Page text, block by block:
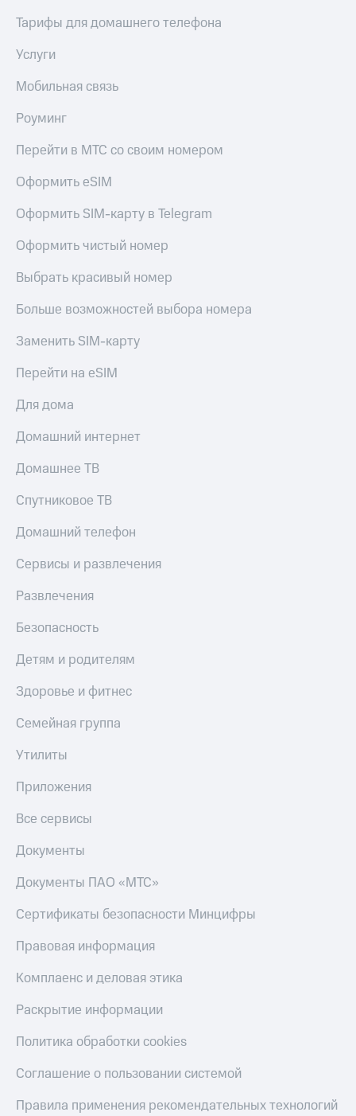
Тарифы для домашнего телефона
Услуги
Мобильная связь
Роуминг
Перейти в МТС со своим номером
Оформить eSIM
Оформить SIM-карту в Telegram
Оформить чистый номер
Выбрать красивый номер
Больше возможностей выбора номера
Заменить SIM-карту
Перейти на eSIM
Для дома
Домашний интернет
Домашнее ТВ
Спутниковое ТВ
Домашний телефон
Сервисы и развлечения
Развлечения
Безопасность
Детям и родителям
Здоровье и фитнес
Семейная группа
Утилиты
Приложения
Все сервисы
Документы
Документы ПАО «МТС»
Сертификаты безопасности Минцифры
Правовая информация
Комплаенс и деловая этика
Раскрытие информации
Политика обработки cookies
Соглашение о пользовании системой
Правила применения рекомендательных технологий